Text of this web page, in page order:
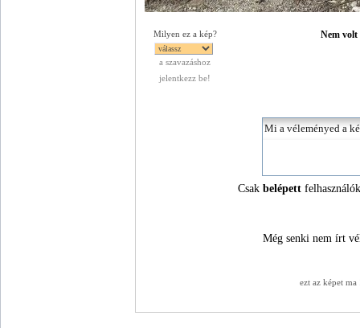
Milyen ez a kép?
a szavazáshoz
jelentkezz be!
Nem volt
Csakbelépett
Még senki nem írt
ezt az képet ma